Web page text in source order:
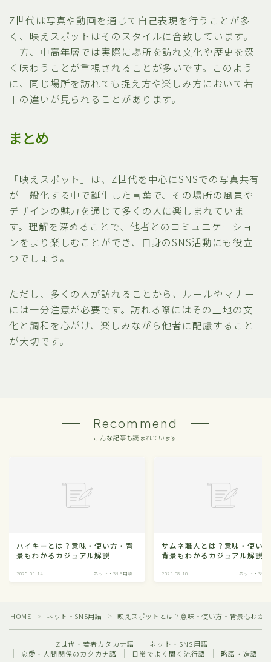
Z世代は写真や動画を通じて自己表現を行うことが多
く、映えスポットはそのスタイルに合致しています。
一方、中高年層では実際に場所を訪れ文化や歴史を深
く味わうことが重視されることが多いです。このよう
に、同じ場所を訪れても捉え方や楽しみ方において若
干の違いが見られることがあります。
まとめ
「映えスポット」は、Z世代を中心にSNSでの写真共有
が一般化する中で誕生した言葉で、その場所の風景や
デザインの魅力を通じて多くの人に楽しまれていま
す。理解を深めることで、他者とのコミュニケーショ
ンをより楽しむことができ、自身のSNS活動にも役立
つでしょう。
ただし、多くの人が訪れることから、ルールやマナー
には十分注意が必要です。訪れる際にはその土地の文
化と調和を心がけ、楽しみながら他者に配慮すること
が大切です。
Recommend
こんな記事も読まれています
ハイキーとは？意味・使い方・背
景もわかるカジュアル解説
2025.05.14 ネット・SNS用語
サムネ職人とは？意味・使い
背景もわかるカジュアル解説
2025.08.10 ネット・SNS
HOME ＞ ネット・SNS用語 ＞ 映えスポットとは？意味・使い方・背景もわか
Z世代・若者カタカナ語
ネット・SNS用語
恋愛・人間関係のカタカナ語
日常でよく聞く流行語 略語・造語